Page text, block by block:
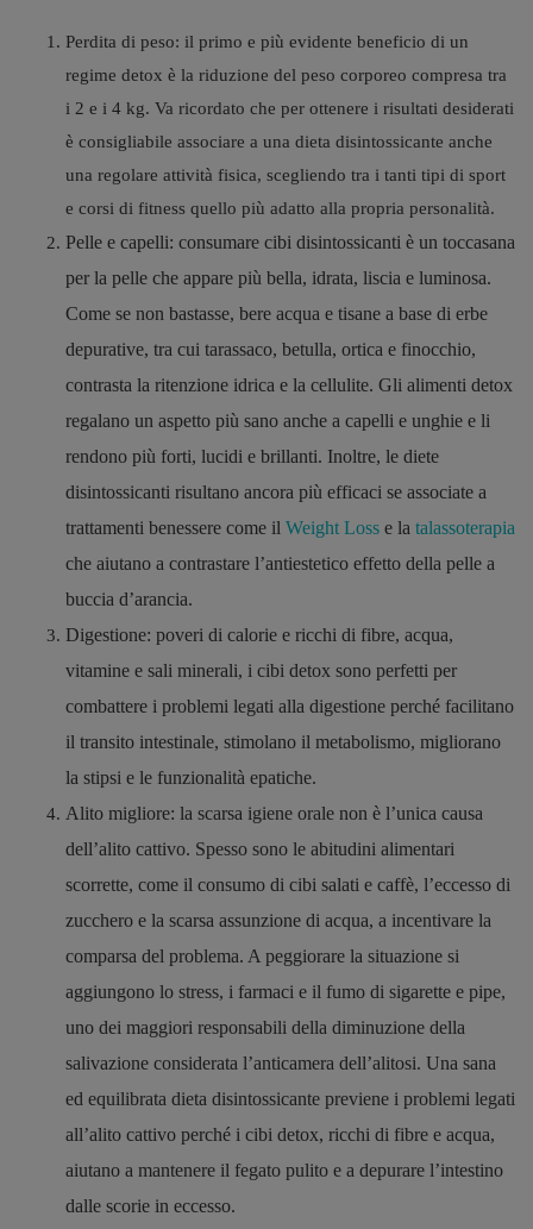
Perdita di peso: il primo e più evidente beneficio di un
regime detox è la riduzione del peso corporeo compresa tra
i 2 e i 4 kg. Va ricordato che per ottenere i risultati desiderati
è consigliabile associare a una dieta disintossicante anche
una regolare attività fisica, scegliendo tra i tanti tipi di sport
e corsi di fitness quello più adatto alla propria personalità.
Pelle e capelli: consumare cibi disintossicanti è un toccasana
per la pelle che appare più bella, idrata, liscia e luminosa.
Come se non bastasse, bere acqua e tisane a base di erbe
depurative, tra cui tarassaco, betulla, ortica e finocchio,
contrasta la ritenzione idrica e la cellulite. Gli alimenti detox
regalano un aspetto più sano anche a capelli e unghie e li
rendono più forti, lucidi e brillanti. Inoltre, le diete
disintossicanti risultano ancora più efficaci se associate a
trattamenti benessere come il Weight Loss e la talassoterapia
che aiutano a contrastare l’antiestetico effetto della pelle a
buccia d’arancia.
Digestione: poveri di calorie e ricchi di fibre, acqua,
vitamine e sali minerali, i cibi detox sono perfetti per
combattere i problemi legati alla digestione perché facilitano
il transito intestinale, stimolano il metabolismo, migliorano
la stipsi e le funzionalità epatiche.
Alito migliore: la scarsa igiene orale non è l’unica causa
dell’alito cattivo. Spesso sono le abitudini alimentari
scorrette, come il consumo di cibi salati e caffè, l’eccesso di
zucchero e la scarsa assunzione di acqua, a incentivare la
comparsa del problema. A peggiorare la situazione si
aggiungono lo stress, i farmaci e il fumo di sigarette e pipe,
uno dei maggiori responsabili della diminuzione della
salivazione considerata l’anticamera dell’alitosi. Una sana
ed equilibrata dieta disintossicante previene i problemi legati
all’alito cattivo perché i cibi detox, ricchi di fibre e acqua,
aiutano a mantenere il fegato pulito e a depurare l’intestino
dalle scorie in eccesso.